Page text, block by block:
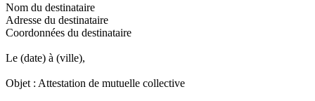
Nom du destinataire
Adresse du destinataire
Coordonnées du destinataire
Le (date) à (ville),
Objet : Attestation de mutuelle collective